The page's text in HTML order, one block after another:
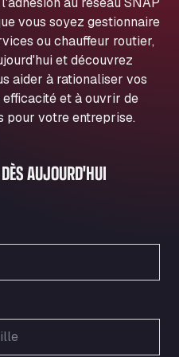
Truckwash.de
vous soyez gestionnaire
ou chauffeur routier,
et découvrez
aider à rationaliser vos
efficacité et à ouvrir de
pour votre entreprise.
AUJOURD'HUI